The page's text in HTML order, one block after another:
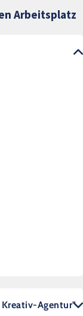
Arbeitsplatz
Kreativ-Agentur"